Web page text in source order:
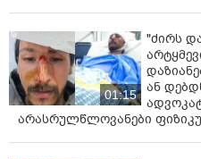
01:15
"ძირს
ან
არასრულწლოვანები